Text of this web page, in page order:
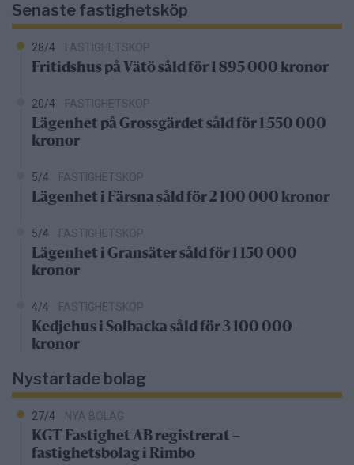
Senaste fastighetsköp
28/4 FASTIGHETSKÖP
Fritidshus på Vätö såld för 1 895 000 kronor
20/4 FASTIGHETSKÖP
Lägenhet på Grossgärdet såld för 1 550 000
kronor
5/4 FASTIGHETSKÖP
Lägenhet i Färsna såld för 2 100 000 kronor
5/4 FASTIGHETSKÖP
Lägenhet i Gransäter såld för 1 150 000
kronor
4/4 FASTIGHETSKÖP
Kedjehus i Solbacka såld för 3 100 000
kronor
Nystartade bolag
27/4 NYA BOLAG
KGT Fastighet AB registrerat –
fastighetsbolag i Rimbo